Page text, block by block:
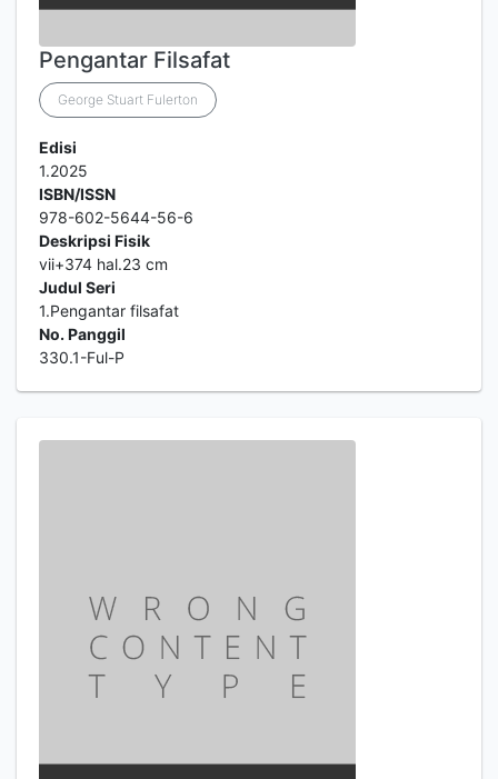
Pengantar Filsafat
George Stuart Fulerton
Edisi
1.2025
ISBN/ISSN
978-602-5644-56-6
Deskripsi Fisik
vii+374 hal.23 cm
Judul Seri
1.Pengantar filsafat
No. Panggil
330.1-Ful-P